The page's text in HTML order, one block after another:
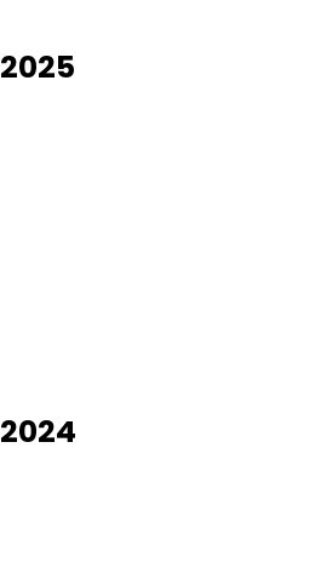
2025
2024